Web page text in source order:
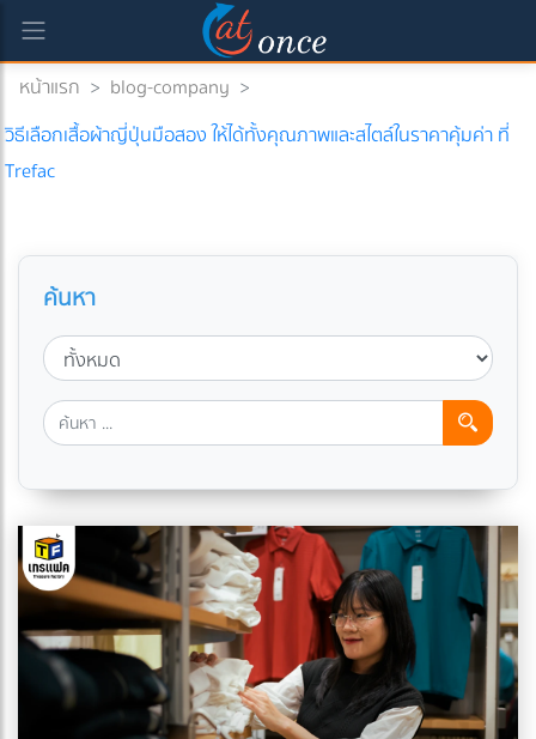
หน้าแรก > blog-company >
วิธีเลือกเสื้อผ้าญี่ปุ่นมือสอง ให้ได้ทั้งคุณภาพและสไตล์ในราคาคุ้มค่า ที่
Trefac
ค้นหา